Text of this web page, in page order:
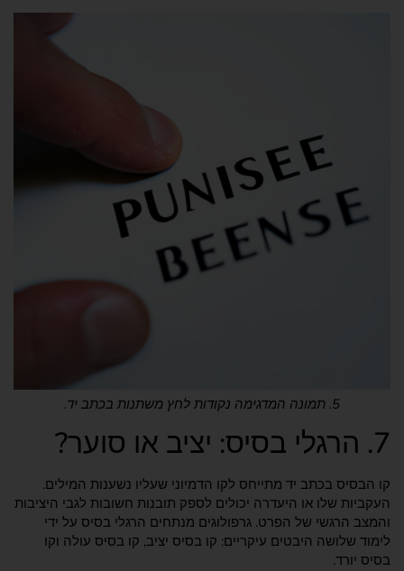
5. תמונה המדגימה נקודות לחץ משתנות בכתב יד.
7. הרגלי בסיס: יציב או סוער?
קו הבסיס בכתב יד מתייחס לקו הדמיוני שעליו נשענות המילים.
העקביות שלו או היעדרה יכולים לספק תובנות חשובות לגבי היציבות
והמצב הרגשי של הפרט. גרפולוגים מנתחים הרגלי בסיס על ידי
לימוד שלושה היבטים עיקריים: קו בסיס יציב, קו בסיס עולה וקו
בסיס יורד.